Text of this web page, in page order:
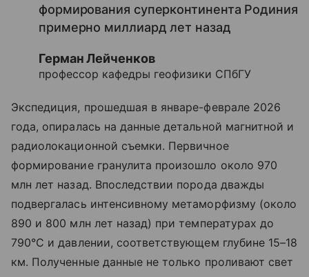
формирования суперконтинента Родиния
примерно миллиард лет назад
Герман Лейченков
профессор кафедры геофизики СПбГУ
Экспедиция, прошедшая в январе-феврале 2026
года, опиралась на данные детальной магнитной и
радиолокационной съемки. Первичное
формирование гранулита произошло около 970
млн лет назад. Впоследствии порода дважды
подвергалась интенсивному метаморфизму (около
890 и 800 млн лет назад) при температурах до
790°C и давлении, соответствующем глубине 15–18
км. Полученные данные не только проливают свет